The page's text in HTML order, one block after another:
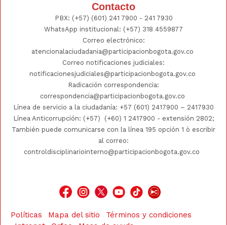
Contacto
PBX: (+57) (601) 241 7900 - 241 7930
WhatsApp institucional: (+57) 318 4559877
Correo electrónico:
atencionalaciudadania@participacionbogota.gov.co
Correo notificaciones judiciales:
notificacionesjudiciales@participacionbogota.gov.co
Radicación correspondencia:
correspondencia@participacionbogota.gov.co
Línea de servicio a la ciudadanía: +57 (601) 2417900 – 2417930
Línea Anticorrupción: (+57)
(+60) 1 2417900 - extensión 2802;
También puede comunicarse con la línea 195 opción 1 ò escribir
al correo:
controldisciplinariointerno@participacionbogota.gov.co
Políticas Mapa del sitio
Términos y condiciones